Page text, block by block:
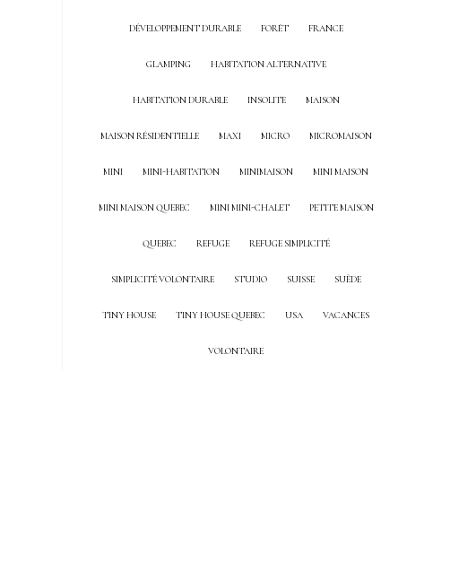
DÉVELOPPEMENT DURABLE FORÊT FRANCE
GLAMPING HABITATION ALTERNATIVE
HABITATION DURABLE INSOLITE MAISON
MAISON RÉSIDENTIELLE MAXI MICRO MICROMAISON
MINI MINI-HABITATION MINIMAISON MINI MAISON
MINI MAISON QUEBEC MINI MINI-CHALET PETITE MAISON
QUEBEC REFUGE REFUGE SIMPLICITÉ
SIMPLICITÉ VOLONTAIRE STUDIO SUISSE SUÈDE
TINY HOUSE TINY HOUSE QUEBEC USA VACANCES
VOLONTAIRE